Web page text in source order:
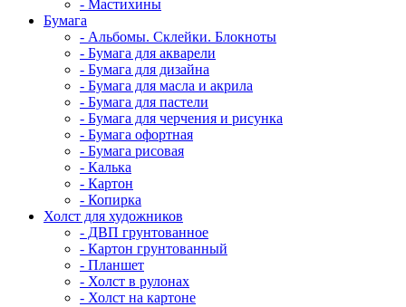
- Мастихины
Бумага
- Альбомы. Склейки. Блокноты
- Бумага для акварели
- Бумага для дизайна
- Бумага для масла и акрила
- Бумага для пастели
- Бумага для черчения и рисунка
- Бумага офортная
- Бумага рисовая
- Калька
- Картон
- Копирка
Холст для художников
- ДВП грунтованное
- Картон грунтованный
- Планшет
- Холст в рулонах
- Холст на картоне